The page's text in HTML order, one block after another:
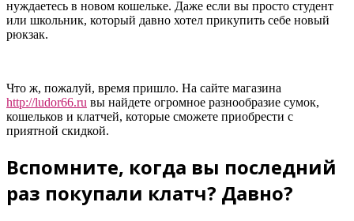
нуждаетесь в новом кошельке. Даже если вы просто студент
или школьник, который давно хотел прикупить себе новый
рюкзак.
Что ж, пожалуй, время пришло. На сайте магазина
http://ludor66.ru вы найдете огромное разнообразие сумок,
кошельков и клатчей, которые сможете приобрести с
приятной скидкой.
Вспомните, когда вы последний
раз покупали клатч? Давно?